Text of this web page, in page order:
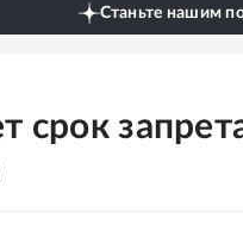
Станьте нашим
срок